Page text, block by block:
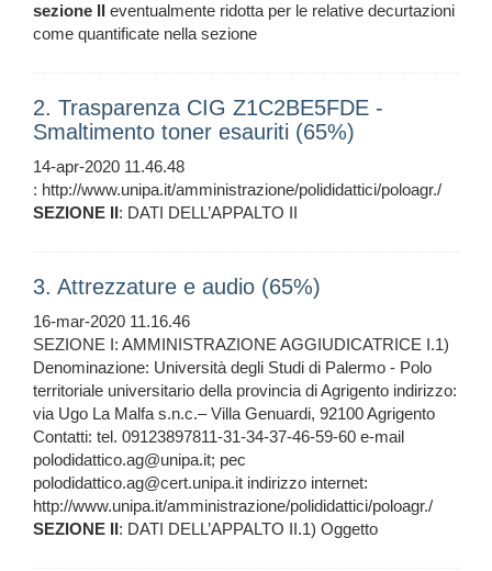
sezione II eventualmente ridotta per le relative decurtazioni
come quantificate nella sezione
2. Trasparenza CIG Z1C2BE5FDE -
Smaltimento toner esauriti (65%)
14-apr-2020 11.46.48
: http://www.unipa.it/amministrazione/polididattici/poloagr./
SEZIONE II: DATI DELL’APPALTO II
3. Attrezzature e audio (65%)
16-mar-2020 11.16.46
SEZIONE I: AMMINISTRAZIONE AGGIUDICATRICE I.1)
Denominazione: Università degli Studi di Palermo - Polo
territoriale universitario della provincia di Agrigento indirizzo:
via Ugo La Malfa s.n.c.– Villa Genuardi, 92100 Agrigento
Contatti: tel. 09123897811-31-34-37-46-59-60 e-mail
polodidattico.ag@unipa.it; pec
polodidattico.ag@cert.unipa.it indirizzo internet:
http://www.unipa.it/amministrazione/polididattici/poloagr./
SEZIONE II: DATI DELL’APPALTO II.1) Oggetto